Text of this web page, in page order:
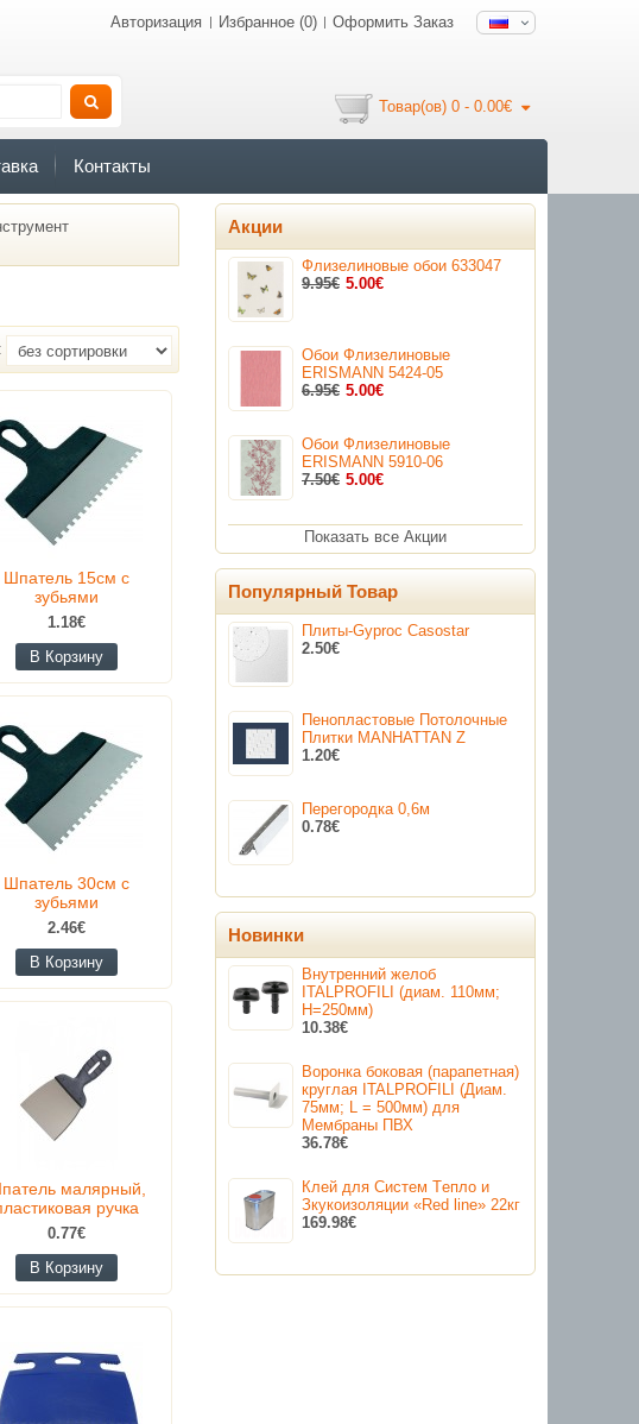
Авторизация Избранное (0) Оформить Заказ
Товар(ов) 0 - 0.00€
Контакты
Шпатель 15см с
зубьями
1.18€
В Корзину
Шпатель 30см с
зубьями
2.46€
В Корзину
малярный,
ручка
0.77€
В Корзину
Акции
Флизелиновые обои 633047
9.95€ 5.00€
Обои Флизелиновые
ERISMANN 5424-05
6.95€ 5.00€
Обои Флизелиновые
ERISMANN 5910-06
7.50€ 5.00€
Показать все Акции
Популярный Товар
Плиты-Gyproc Casostar
2.50€
Пенопластовые Потолочные
Плитки MANHATTAN Z
1.20€
Перегородка 0,6м
0.78€
Новинки
Внутренний желоб
ITALPROFILI (диам. 110мм;
H=250мм)
10.38€
Воронка боковая (парапетная)
круглая ITALPROFILI (Диам.
75мм; L = 500мм) для
Мембраны ПВХ
36.78€
Клей для Cистем Tепло и
Зкукоизоляции «Red line» 22кг
169.98€